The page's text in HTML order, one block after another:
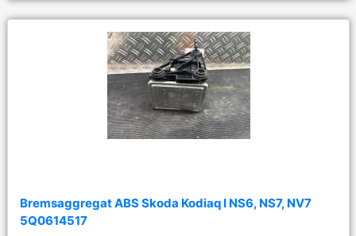
Bremsaggregat ABS Skoda Kodiaq I NS6, NS7, NV7
5Q0614517